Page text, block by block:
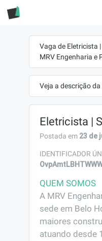
Vaga de Eletricista
MRV Engenharia e
Veja a descrição
Eletricista |
Postada em 23 de
IDENTIFICADOR
QUEM SOMOS
A MRV
sede em Belo
maiores
atuando desde